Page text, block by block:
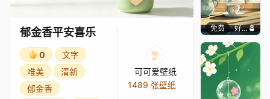
郁金香平安喜乐
0
文字
唯美
清新
郁金香
可可爱壁纸
1489 张壁纸
免费 好看壁纸